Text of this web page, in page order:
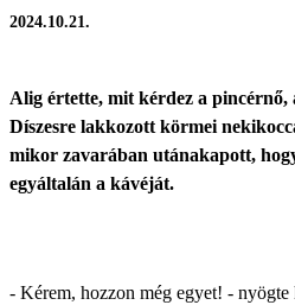
2024.10.21.
Alig értette, mit kérdez a
Díszesre lakkozott körmei
mikor zavarában utánakapott,
egyáltalán a kávéját.
- Kérem, hozzon még egyet! -